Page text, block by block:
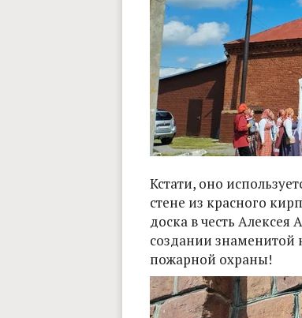
Кстати, оно
стене из красного
доска в честь Алексея
создании
пожарной охраны!